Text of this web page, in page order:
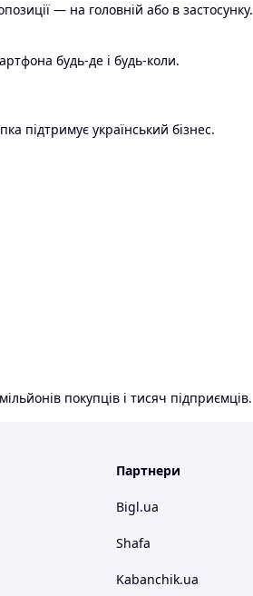
— на головній або в застосунку.
будь-де і будь-коли.
підтримує український бізнес.
покупців і тисяч підприємців.
Партнери
Bigl.ua
Shafa
Kabanchik.ua